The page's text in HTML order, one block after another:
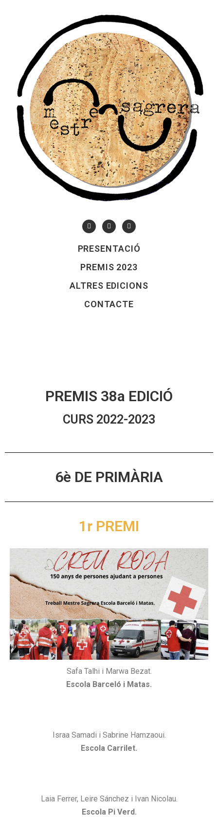
PRESENTACIÓ
PREMIS 2023
ALTRES EDICIONS
CONTACTE
PREMIS 38a EDICIÓ
CURS 2022-2023
6è DE PRIMÀRIA
1r PREMI
Safa Talhi i Marwa Bezat.
Escola Barceló i Matas.
Israa Samadi i Sabrine Hamzaoui.
Escola Carrilet.
Laia Ferrer, Leire Sánchez i Ivan Nicolau.
Escola Pi Verd.